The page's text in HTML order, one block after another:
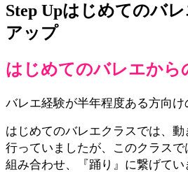
Step Upはじめてのバ
アップ
はじめてのバレエから
バレエ経験が半年程度ある方向け
はじめてのバレエクラスでは、
行っていましたが、このクラス
組み合わせ、『踊り』に繋げてい